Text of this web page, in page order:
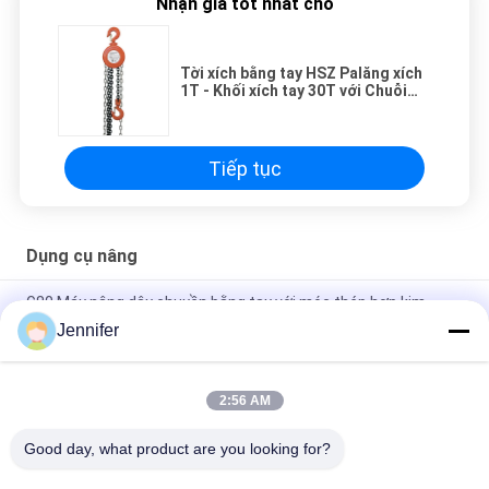
Nhận giá tốt nhất cho
Tời xích bằng tay HSZ Palăng xích
1T - Khối xích tay 30T với Chuỗi
Tiếp tục
Dụng cụ nâng
G80 Máy nâng dây chuyền bằng tay với móc thép hợp kim
Máy nâng từ tự động vĩnh viễn 1 tấn - 5 tấn Nhiệt độ hoạt động
＜ 80oC
Kẹp thép tấm đôi cho các tấm thép đơn hoặc đa với góc nâng
Jennifer
2:56 AM
Good day, what product are you looking for?